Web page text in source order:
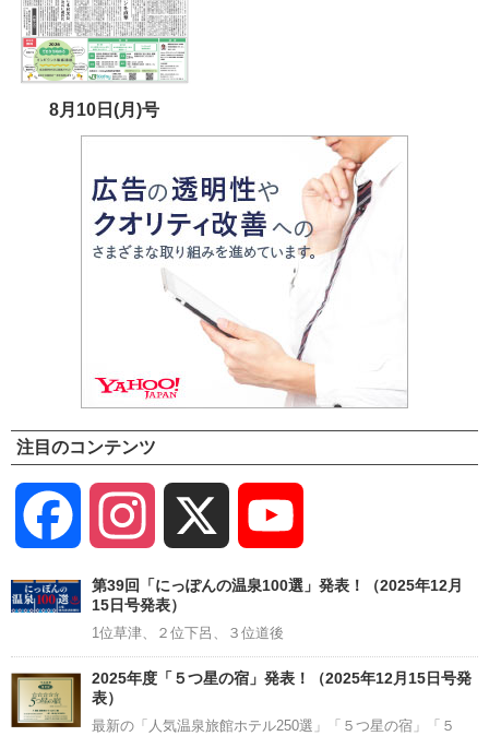
8月10日(月)号
注目のコンテンツ
Facebook Instagram
Channel
第39回「にっぽんの温泉100選」発表！（2025年12月
15日号発表）
1位草津、２位下呂、３位道後
2025年度「５つ星の宿」発表！（2025年12月15日号発
表）
最新の「人気温泉旅館ホテル250選」「５つ星の宿」「５